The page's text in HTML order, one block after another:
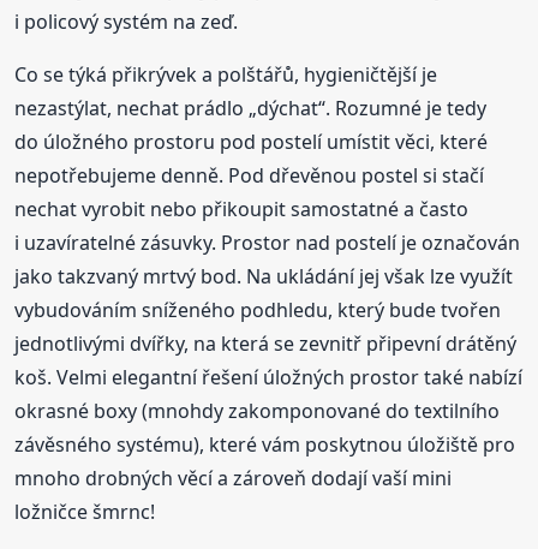
i policový systém na zeď.
Co se týká přikrývek a polštářů, hygieničtější je
nezastýlat, nechat prádlo „dýchat“. Rozumné je tedy
do úložného prostoru pod postelí umístit věci, které
nepotřebujeme denně. Pod dřevěnou postel si stačí
nechat vyrobit nebo přikoupit samostatné a často
i uzavíratelné zásuvky. Prostor nad postelí je označován
jako takzvaný mrtvý bod. Na ukládání jej však lze využít
vybudováním sníženého podhledu, který bude tvořen
jednotlivými dvířky, na která se zevnitř připevní drátěný
koš. Velmi elegantní řešení úložných prostor také nabízí
okrasné boxy (mnohdy zakomponované do textilního
závěsného systému), které vám poskytnou úložiště pro
mnoho drobných věcí a zároveň dodají vaší mini
ložničce šmrnc!